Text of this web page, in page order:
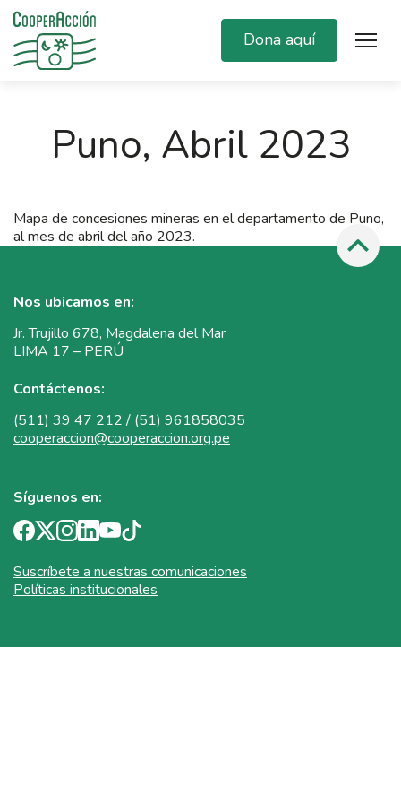
Dona aquí
Puno, Abril 2023
Mapa de concesiones mineras en el departamento de Puno,
al mes de abril del año 2023.
Nos ubicamos en:
Jr. Trujillo 678, Magdalena del Mar
LIMA 17 – PERÚ
Contáctenos:
(511) 39 47 212 / (51) 961858035
cooperaccion@cooperaccion.org.pe
Síguenos en:
Suscríbete a nuestras comunicaciones
Políticas institucionales